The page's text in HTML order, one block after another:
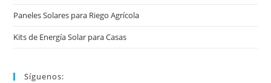
Paneles Solares para Riego Agrícola
Kits de Energía Solar para Casas
Síguenos: